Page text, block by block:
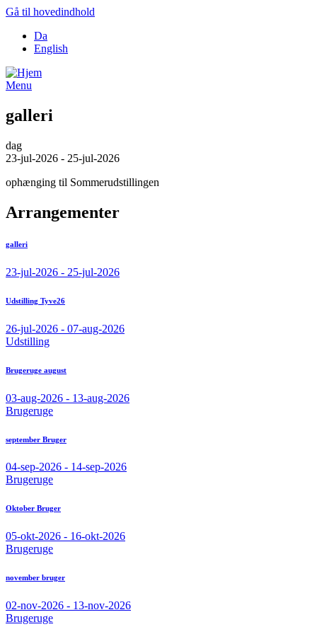
Gå til hovedindhold
Da
English
Menu
galleri
dag
23-jul-2026 - 25-jul-2026
ophænging til Sommerudstillingen
Arrangementer
galleri
23-jul-2026 - 25-jul-2026
Udstilling Tyve26
26-jul-2026 - 07-aug-2026
Udstilling
Brugeruge august
03-aug-2026 - 13-aug-2026
Brugeruge
september Bruger
04-sep-2026 - 14-sep-2026
Brugeruge
Oktober Bruger
05-okt-2026 - 16-okt-2026
Brugeruge
november bruger
02-nov-2026 - 13-nov-2026
Brugeruge